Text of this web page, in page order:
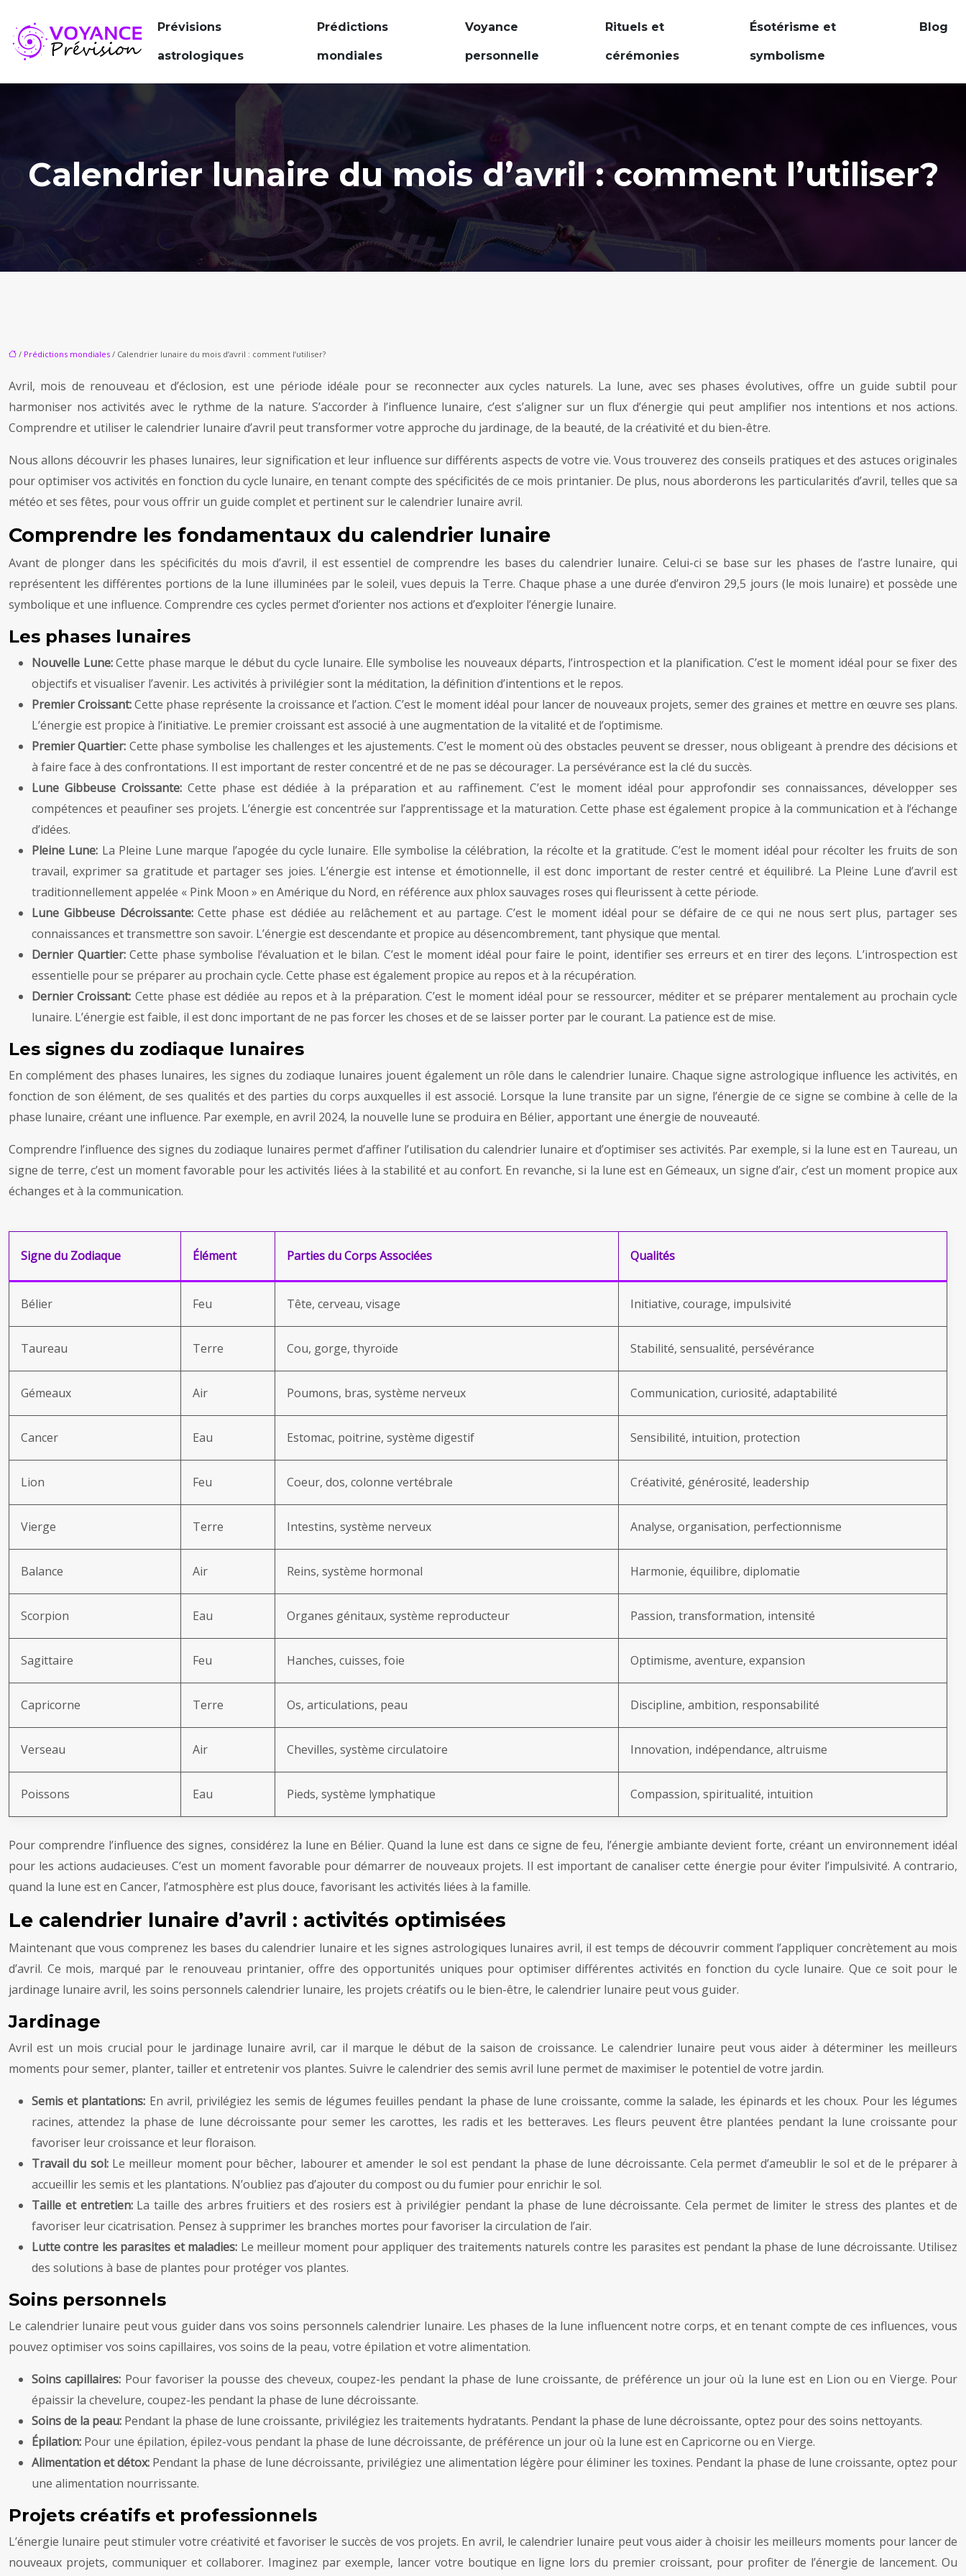
Prévisions
astrologiques
Prédictions
mondiales
Voyance
personnelle
Rituels et
cérémonies
Ésotérisme et
symbolisme
Blog
Calendrier lunaire du mois d’avril : comment l’utiliser?
/ Prédictions mondiales / Calendrier lunaire du mois d’avril : comment l’utiliser?
Avril, mois de renouveau et d’éclosion, est une période idéale pour se reconnecter aux cycles naturels. La lune, avec ses phases évolutives, offre un guide subtil pour
harmoniser nos activités avec le rythme de la nature. S’accorder à l’influence lunaire, c’est s’aligner sur un flux d’énergie qui peut amplifier nos intentions et nos actions.
Comprendre et utiliser le calendrier lunaire d’avril peut transformer votre approche du jardinage, de la beauté, de la créativité et du bien-être.
Nous allons découvrir les phases lunaires, leur signification et leur influence sur différents aspects de votre vie. Vous trouverez des conseils pratiques et des astuces originales
pour optimiser vos activités en fonction du cycle lunaire, en tenant compte des spécificités de ce mois printanier. De plus, nous aborderons les particularités d’avril, telles que sa
météo et ses fêtes, pour vous offrir un guide complet et pertinent sur le calendrier lunaire avril.
Comprendre les fondamentaux du calendrier lunaire
Avant de plonger dans les spécificités du mois d’avril, il est essentiel de comprendre les bases du calendrier lunaire. Celui-ci se base sur les phases de l’astre lunaire, qui
représentent les différentes portions de la lune illuminées par le soleil, vues depuis la Terre. Chaque phase a une durée d’environ 29,5 jours (le mois lunaire) et possède une
symbolique et une influence. Comprendre ces cycles permet d’orienter nos actions et d’exploiter l’énergie lunaire.
Les phases lunaires
Nouvelle Lune:Cette phase marque le début du cycle lunaire. Elle symbolise les nouveaux départs, l’introspection et la planification. C’est le moment idéal pour se fixer des
objectifs et visualiser l’avenir. Les activités à privilégier sont la méditation, la définition d’intentions et le repos.
Premier Croissant:Cette phase représente la croissance et l’action. C’est le moment idéal pour lancer de nouveaux projets, semer des graines et mettre en œuvre ses plans.
L’énergie est propice à l’initiative. Le premier croissant est associé à une augmentation de la vitalité et de l’optimisme.
Premier Quartier: Cette phase symbolise les challenges et les ajustements. C’est le moment où des obstacles peuvent se dresser, nous obligeant à prendre des décisions et
à faire face à des confrontations. Il est important de rester concentré et de ne pas se décourager. La persévérance est la clé du succès.
Lune Gibbeuse Croissante: Cette phase est dédiée à la préparation et au raffinement. C’est le moment idéal pour approfondir ses connaissances, développer ses
compétences et peaufiner ses projets. L’énergie est concentrée sur l’apprentissage et la maturation. Cette phase est également propice à la communication et à l’échange
d’idées.
Pleine Lune: La Pleine Lune marque l’apogée du cycle lunaire. Elle symbolise la célébration, la récolte et la gratitude. C’est le moment idéal pour récolter les fruits de son
travail, exprimer sa gratitude et partager ses joies. L’énergie est intense et émotionnelle, il est donc important de rester centré et équilibré. La Pleine Lune d’avril est
traditionnellement appelée « Pink Moon » en Amérique du Nord, en référence aux phlox sauvages roses qui fleurissent à cette période.
Lune Gibbeuse Décroissante:Cette phase est dédiée au relâchement et au partage. C’est le moment idéal pour se défaire de ce qui ne nous sert plus, partager ses
connaissances et transmettre son savoir. L’énergie est descendante et propice au désencombrement, tant physique que mental.
Dernier Quartier: Cette phase symbolise l’évaluation et le bilan. C’est le moment idéal pour faire le point, identifier ses erreurs et en tirer des leçons. L’introspection est
essentielle pour se préparer au prochain cycle. Cette phase est également propice au repos et à la récupération.
Dernier Croissant: Cette phase est dédiée au repos et à la préparation. C’est le moment idéal pour se ressourcer, méditer et se préparer mentalement au prochain cycle
lunaire. L’énergie est faible, il est donc important de ne pas forcer les choses et de se laisser porter par le courant. La patience est de mise.
Les signes du zodiaque lunaires
En complément des phases lunaires, les signes du zodiaque lunaires jouent également un rôle dans le calendrier lunaire. Chaque signe astrologique influence les activités, en
fonction de son élément, de ses qualités et des parties du corps auxquelles il est associé. Lorsque la lune transite par un signe, l’énergie de ce signe se combine à celle de la
phase lunaire, créant une influence. Par exemple, en avril 2024, la nouvelle lune se produira en Bélier, apportant une énergie de nouveauté.
Comprendre l’influence des signes du zodiaque lunaires permet d’affiner l’utilisation du calendrier lunaire et d’optimiser ses activités. Par exemple, si la lune est en Taureau, un
signe de terre, c’est un moment favorable pour les activités liées à la stabilité et au confort. En revanche, si la lune est en Gémeaux, un signe d’air, c’est un moment propice aux
échanges et à la communication.
Signe du Zodiaque Élément Parties du Corps Associées Qualités
Bélier Feu Tête, cerveau, visage Initiative, courage, impulsivité
Taureau Terre Cou, gorge, thyroïde Stabilité, sensualité, persévérance
Gémeaux Air Poumons, bras, système nerveux Communication, curiosité, adaptabilité
Cancer Eau Estomac, poitrine, système digestif Sensibilité, intuition, protection
Lion Feu Coeur, dos, colonne vertébrale Créativité, générosité, leadership
Vierge Terre Intestins, système nerveux Analyse, organisation, perfectionnisme
Balance Air Reins, système hormonal Harmonie, équilibre, diplomatie
Scorpion Eau Organes génitaux, système reproducteur Passion, transformation, intensité
Sagittaire Feu Hanches, cuisses, foie Optimisme, aventure, expansion
Capricorne Terre Os, articulations, peau Discipline, ambition, responsabilité
Verseau Air Chevilles, système circulatoire Innovation, indépendance, altruisme
Poissons Eau Pieds, système lymphatique Compassion, spiritualité, intuition
Pour comprendre l’influence des signes, considérez la lune en Bélier. Quand la lune est dans ce signe de feu, l’énergie ambiante devient forte, créant un environnement idéal
pour les actions audacieuses. C’est un moment favorable pour démarrer de nouveaux projets. Il est important de canaliser cette énergie pour éviter l’impulsivité. A contrario,
quand la lune est en Cancer, l’atmosphère est plus douce, favorisant les activités liées à la famille.
Le calendrier lunaire d’avril : activités optimisées
Maintenant que vous comprenez les bases du calendrier lunaire et les signes astrologiques lunaires avril, il est temps de découvrir comment l’appliquer concrètement au mois
d’avril. Ce mois, marqué par le renouveau printanier, offre des opportunités uniques pour optimiser différentes activités en fonction du cycle lunaire. Que ce soit pour le
jardinage lunaire avril, les soins personnels calendrier lunaire, les projets créatifs ou le bien-être, le calendrier lunaire peut vous guider.
Jardinage
Avril est un mois crucial pour le jardinage lunaire avril, car il marque le début de la saison de croissance. Le calendrier lunaire peut vous aider à déterminer les meilleurs
moments pour semer, planter, tailler et entretenir vos plantes. Suivre le calendrier des semis avril lune permet de maximiser le potentiel de votre jardin.
Semis et plantations: En avril, privilégiez les semis de légumes feuilles pendant la phase de lune croissante, comme la salade, les épinards et les choux. Pour les légumes
racines, attendez la phase de lune décroissante pour semer les carottes, les radis et les betteraves. Les fleurs peuvent être plantées pendant la lune croissante pour
favoriser leur croissance et leur floraison.
Travail du sol: Le meilleur moment pour bêcher, labourer et amender le sol est pendant la phase de lune décroissante. Cela permet d’ameublir le sol et de le préparer à
accueillir les semis et les plantations. N’oubliez pas d’ajouter du compost ou du fumier pour enrichir le sol.
Taille et entretien: La taille des arbres fruitiers et des rosiers est à privilégier pendant la phase de lune décroissante. Cela permet de limiter le stress des plantes et de
favoriser leur cicatrisation. Pensez à supprimer les branches mortes pour favoriser la circulation de l’air.
Lutte contre les parasites et maladies: Le meilleur moment pour appliquer des traitements naturels contre les parasites est pendant la phase de lune décroissante. Utilisez
des solutions à base de plantes pour protéger vos plantes.
Soins personnels
Le calendrier lunaire peut vous guider dans vos soins personnels calendrier lunaire. Les phases de la lune influencent notre corps, et en tenant compte de ces influences, vous
pouvez optimiser vos soins capillaires, vos soins de la peau, votre épilation et votre alimentation.
Soins capillaires: Pour favoriser la pousse des cheveux, coupez-les pendant la phase de lune croissante, de préférence un jour où la lune est en Lion ou en Vierge. Pour
épaissir la chevelure, coupez-les pendant la phase de lune décroissante.
Soins de la peau: Pendant la phase de lune croissante, privilégiez les traitements hydratants. Pendant la phase de lune décroissante, optez pour des soins nettoyants.
Épilation: Pour une épilation, épilez-vous pendant la phase de lune décroissante, de préférence un jour où la lune est en Capricorne ou en Vierge.
Alimentation et détox: Pendant la phase de lune décroissante, privilégiez une alimentation légère pour éliminer les toxines. Pendant la phase de lune croissante, optez pour
une alimentation nourrissante.
Projets créatifs et professionnels
L’énergie lunaire peut stimuler votre créativité et favoriser le succès de vos projets. En avril, le calendrier lunaire peut vous aider à choisir les meilleurs moments pour lancer de
nouveaux projets, communiquer et collaborer. Imaginez par exemple, lancer votre boutique en ligne lors du premier croissant, pour profiter de l’énergie de lancement. Ou